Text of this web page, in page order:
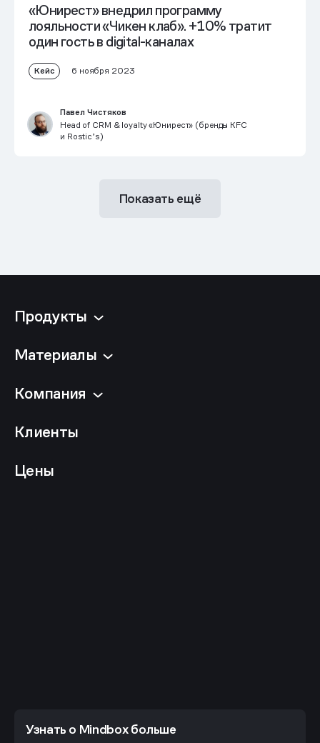
«Юнирест» внедрил программу
лояльности «Чикен клаб». +10% тратит
один гостьв digital-каналах
Кейс 6 ноября 2023
Павел Чистяков
Head of CRM & loyalty «Юнирест» (бренды KFC
и Rostic’s)
Показать ещё
Продукты
Материалы
Компания
Клиенты
Цены
Узнать о Mindbox больше